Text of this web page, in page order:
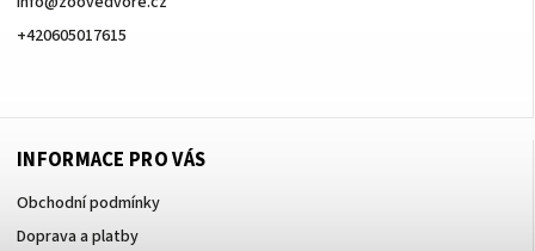
+420605017615
INFORMACE PRO VÁS
Obchodní podmínky
Doprava a platby